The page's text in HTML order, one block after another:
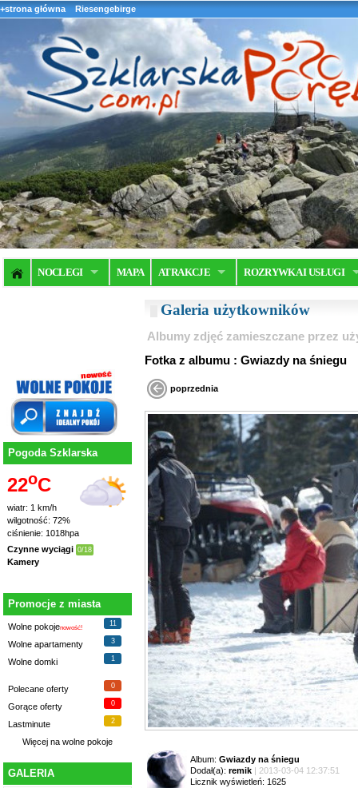
+strona główna Riesengebirge
NOCLEGI MAPA ATRAKCJE ROZRYWKA I USŁUGI
Pogoda Szklarska
22oC
wiatr: 1 km/h
wilgotność: 72%
ciśnienie: 1018hpa
Czynne wyciągi 0/18
Kamery
Promocje z miasta
Wolne pokojenowość!
11
Wolne apartamenty 3
Wolne domki 1
Polecane oferty 0
Gorące oferty 0
Lastminute 2
Więcej na wolne pokoje
GALERIA
Galeria użytkowników
Albumy zdjęć zamieszczane przez
Fotka z albumu : Gwiazdy na śniegu
poprzednia
Album: Gwiazdy na śniegu
Dodał(a): remik | 2013-03-04 12:37:51
Licznik wyświetleń: 1625